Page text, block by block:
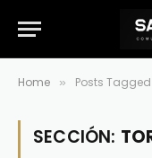
Home » Posts
SECCIÓN: